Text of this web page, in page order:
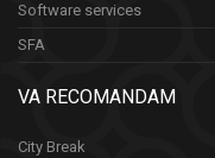
Software services
SFA
VA RECOMANDAM
City Break